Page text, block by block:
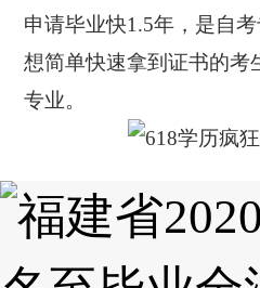
申请毕业快1.5年，是自
想简单快速拿到证书的考
专业。